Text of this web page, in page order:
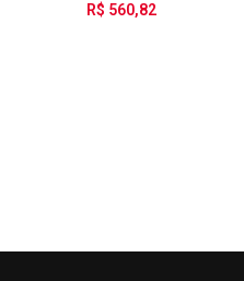
R$ 560,82